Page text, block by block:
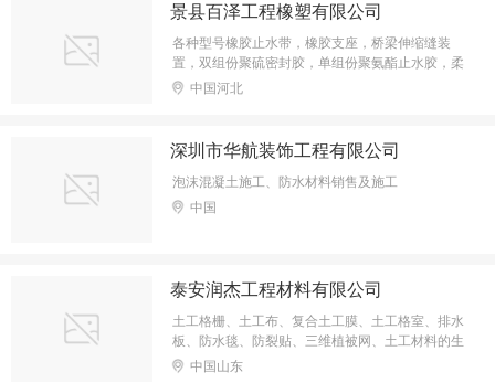
景县百泽工程橡塑有限公司
各种型号橡胶止水带，橡胶支座，桥梁伸缩缝装
置，双组份聚硫密封胶，单组份聚氨酯止水胶，柔
性填料中国河北
深圳市华航装饰工程有限公司
泡沫混凝土施工、防水材料销售及施工
中国
泰安润杰工程材料有限公司
土工格栅、土工布、复合土工膜、土工格室、排水
板、防水毯、防裂贴、三维植被网、土工材料的生
产、加工与销售；进出口业务；塑料原料；纤维；
中国山东